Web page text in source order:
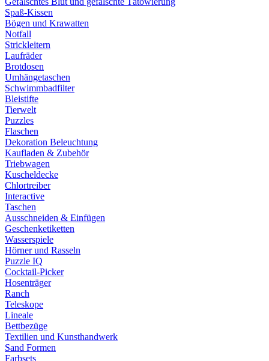
Spaß-Kissen
Bögen und Krawatten
Notfall
Strickleitern
Laufräder
Brotdosen
Umhängetaschen
Schwimmbadfilter
Bleistifte
Tierwelt
Puzzles
Flaschen
Dekoration Beleuchtung
Kaufladen & Zubehör
Triebwagen
Kuscheldecke
Chlortreiber
Interactive
Taschen
Ausschneiden & Einfügen
Geschenketiketten
Wasserspiele
Hörner und Rasseln
Puzzle IQ
Cocktail-Picker
Hosenträger
Ranch
Teleskope
Lineale
Bettbezüge
Textilien und Kunsthandwerk
Sand Formen
Farbsets